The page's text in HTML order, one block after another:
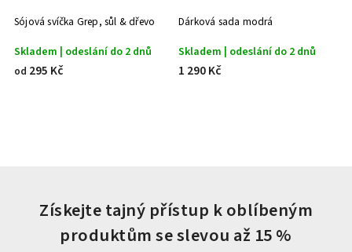
Sójová svíčka Grep, sůl & dřevo
Skladem | odeslání do 2 dnů
od 295 Kč
Dárková sada modrá
Skladem | odeslání do 2 dnů
1 290 Kč
Získejte tajný přístup k oblíbeným
produktům se slevou až 15 %